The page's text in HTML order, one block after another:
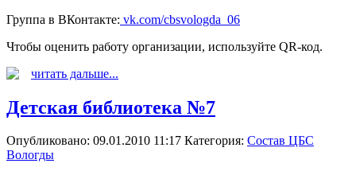
Группа в ВКонтакте: vk.com/cbsvologda_06
Чтобы оценить работу организации, используйте QR-код.
читать дальше...
Детская библиотека №7
Опубликовано: 09.01.2010 11:17 Категория: Состав ЦБС
Вологды